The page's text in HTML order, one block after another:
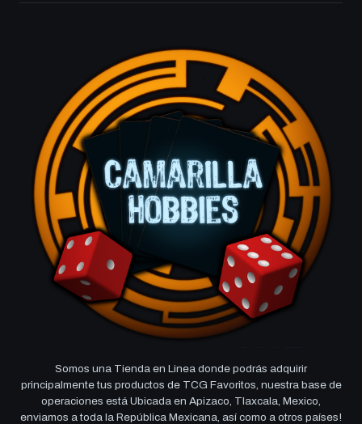
Somos una Tienda en Linea donde podrás adquirir
principalmente tus productos de TCG Favoritos, nuestra base de
operaciones está Ubicada en Apizaco, Tlaxcala, Mexico,
enviamos a toda la República Mexicana, así como a otros países!